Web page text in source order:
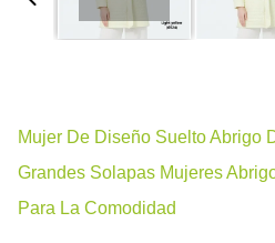
Mujer De Diseño Suelto Abrigo
Grandes Solapas Mujeres
Para La Comodidad